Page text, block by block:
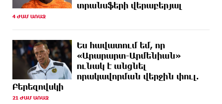
2 ԺԱՄ
ԱՌԱՋ
Վրաստանում պետական ​​պաշտոնյային կաշառելու
փորձի համար քաղաքացի է ձերբակալվել
ԱՌԱՋ
ՌԴ-ն պատրաստ է շարունակել Հայաստանի
երկաթուղիների կոնցեսիոն կառավարումը.
Օվերչուկ
3 ԺԱՄ
ԱՌԱՋ
Հայաստանի բնակչության թիվը շուրջ 7 հազարով
ավելացել է
տրանսֆերի վերաբերյալ
4 ԺԱՄ ԱՌԱՋ
Ես հավատում եմ, որ
«Արարարտ-Արմենիան»
ունակ է անցնել
որակավորման վերջին փուլ.
Բերեզովսկի
21 ԺԱՄ ԱՌԱՋ